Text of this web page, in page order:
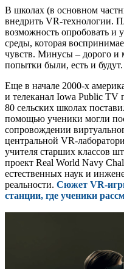
В школах (в основном
внедрить VR-технологии.
возможность опробовать и
среды, которая
чувств. Минусы – дорого и
попытки были, есть и будут.
Еще в начале 2000-х
и телеканал Iowa Public TV
80 сельских школах
помощью ученики могли
сопровождении
центральной VR-
учителя старших классов
проект Real World Navy
естественных наук и
реальности. Сюжет VR-
станции, где ученики